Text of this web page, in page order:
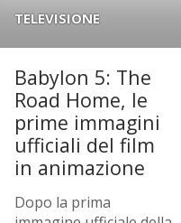
TELEVISIONE
Babylon 5: The
Road Home, le
prime immagini
ufficiali del film
in animazione
Dopo la prima